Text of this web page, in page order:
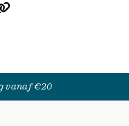
vanaf €20